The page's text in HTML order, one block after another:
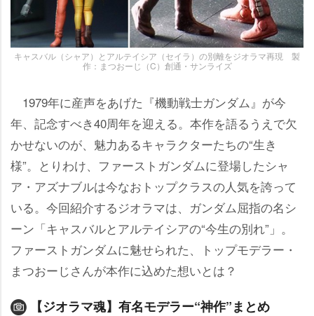
キャスバル（シャア）とアルテイシア（セイラ）の別離をジオラマ再現 製
作：まつおーじ（C）創通・サンライズ
1979年に産声をあげた『機動戦士ガンダム』が今
年、記念すべき40周年を迎える。本作を語るうえで欠
かせないのが、魅力あるキャラクターたちの“生き
様”。とりわけ、ファーストガンダムに登場したシャ
ア・アズナブルは今なおトップクラスの人気を誇って
いる。今回紹介するジオラマは、ガンダム屈指の名シ
ーン「キャスバルとアルテイシアの“今生の別れ”」。
ファーストガンダムに魅せられた、トップモデラー・
まつおーじさんが本作に込めた想いとは？
【ジオラマ魂】有名モデラー“神作”まとめ